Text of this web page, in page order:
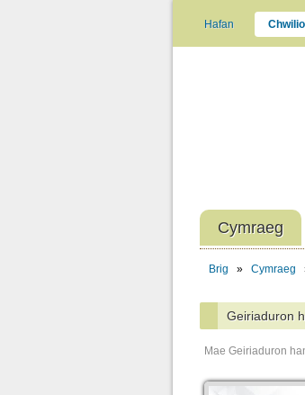
Hafan
Cymraeg
Brig » Cymraeg
Geiriaduron
Mae Geiriaduron